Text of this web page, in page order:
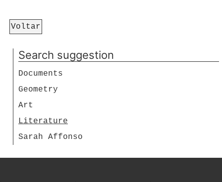
Voltar
Search suggestion
Documents
Geometry
Art
Literature
Sarah Affonso